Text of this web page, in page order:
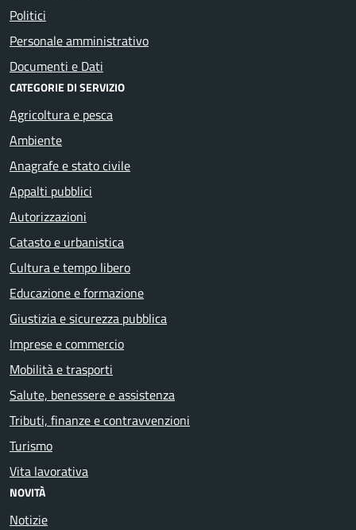
Politici
Personale amministrativo
Documenti e Dati
CATEGORIE DI SERVIZIO
Agricoltura e pesca
Ambiente
Anagrafe e stato civile
Appalti pubblici
Autorizzazioni
Catasto e urbanistica
Cultura e tempo libero
Educazione e formazione
Giustizia e sicurezza pubblica
Imprese e commercio
Mobilità e trasporti
Salute, benessere e assistenza
Tributi, finanze e contravvenzioni
Turismo
Vita lavorativa
NOVITÀ
Notizie